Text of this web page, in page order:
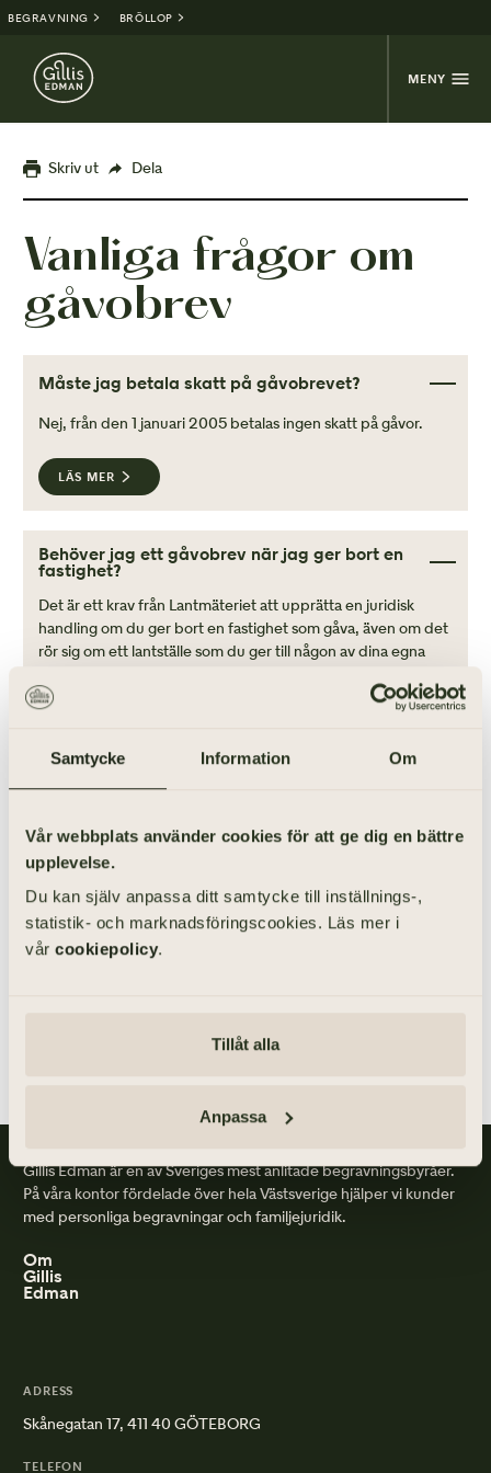
Samtycke Information Om
Vår webbplats använder cookies för att ge dig en bättre
upplevelse.
Du kan själv anpassa ditt samtycke till inställnings-,
statistik- och marknadsföringscookies. Läs mer i
vår cookiepolicy.
Tillåt alla
Anpassa
BEGRAVNING BRÖLLOP
MENY
Skriv ut Dela
Vanliga frågor om
gåvobrev
Måste jag betala skatt på gåvobrevet?
Nej, från den 1 januari 2005 betalas ingen skatt på gåvor.
LÄS MER
Behöver jag ett gåvobrev när jag ger bort en
fastighet?
Det är ett krav från Lantmäteriet att upprätta en juridisk
handling om du ger bort en fastighet som gåva, även om det
rör sig om ett lantställe som du ger till någon av dina egna
Om det är ett större belopp är det alltid klokt att upprätta
ett gåvobrev. Bland annat är det viktigt att ta hänsyn till om
gåvan är ett förskott på arv och om gåvan ska vara enskild
egendom för gåvotagaren.
Gillis Edman är en av Sveriges mest anlitade begravningsbyråer.
På våra kontor fördelade över hela Västsverige hjälper vi kunder
med personliga begravningar och familjejuridik.
Om
Gillis
Edman
ADRESS
Skånegatan 17, 411 40 GÖTEBORG
TELEFON